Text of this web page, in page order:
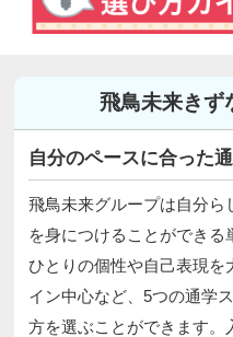
飛鳥未来きず
自分のペースに合った
飛鳥未来グループは自分ら
を身につけることができる
ひとりの個性や自己表現を
イン中心など、5つの通学
方を選ぶことができます。